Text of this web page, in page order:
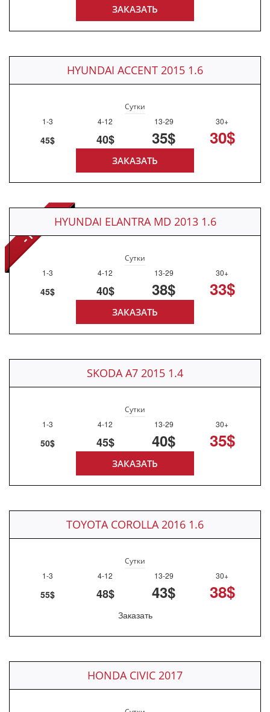
ЗАКАЗАТЬ
HYUNDAI ACCENT 2015 1.6
Сутки
1-3
4-12 13-29 30+
45$ 40$ 35$ 30$
ЗАКАЗАТЬ
HYUNDAI ELANTRA MD 2013 1.6
Сутки
1-3
4-12 13-29 30+
45$ 40$ 38$ 33$
ЗАКАЗАТЬ
SKODA A7 2015 1.4
Сутки
1-3
4-12 13-29 30+
50$ 45$ 40$ 35$
ЗАКАЗАТЬ
TOYOTA COROLLA 2016 1.6
Сутки
1-3
4-12 13-29 30+
55$ 48$ 43$ 38$
Заказать
HONDA CIVIC 2017